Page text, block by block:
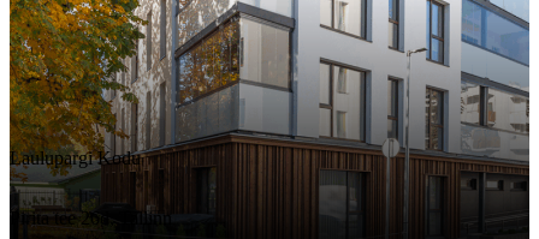
Laulupargi Kodu
Pirita tee 26d, Tallinn